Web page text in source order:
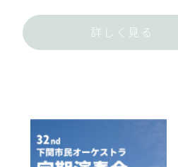
詳しく見る